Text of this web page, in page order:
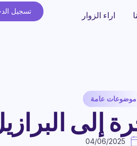
تسجيل اراء الزوار
موضوعات عامة
البرازيل
04/06/2025